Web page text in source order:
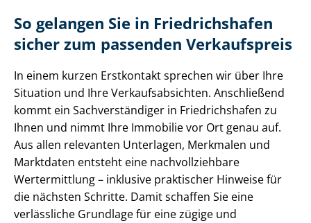
So gelangen Sie in Friedrichshafen
sicher zum passenden Verkaufspreis
In einem kurzen Erstkontakt sprechen wir über Ihre
Situation und Ihre Ver­kaufs­ab­sich­ten. Anschließend
kommt ein Sach­ver­stän­di­ger in Friedrichshafen zu
Ihnen und nimmt Ihre Immobilie vor Ort genau auf.
Aus allen relevanten Unterlagen, Merkmalen und
Marktdaten entsteht eine nach­voll­zieh­ba­re
Wertermittlung – inklusive praktischer Hinweise für
die nächsten Schritte. Damit schaffen Sie eine
verlässliche Grundlage für eine zügige und